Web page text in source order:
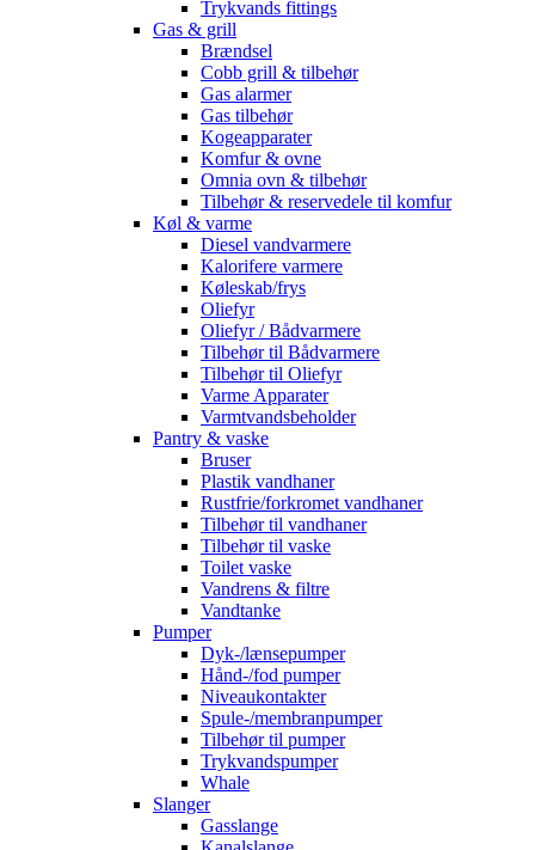
Trykvands fittings
Gas & grill
Brændsel
Cobb grill & tilbehør
Gas alarmer
Gas tilbehør
Kogeapparater
Komfur & ovne
Omnia ovn & tilbehør
Tilbehør & reservedele til komfur
Køl & varme
Diesel vandvarmere
Kalorifere varmere
Køleskab/frys
Oliefyr
Oliefyr / Bådvarmere
Tilbehør til Bådvarmere
Tilbehør til Oliefyr
Varme Apparater
Varmtvandsbeholder
Pantry & vaske
Bruser
Plastik vandhaner
Rustfrie/forkromet vandhaner
Tilbehør til vandhaner
Tilbehør til vaske
Toilet vaske
Vandrens & filtre
Vandtanke
Pumper
Dyk-/lænsepumper
Hånd-/fod pumper
Niveaukontakter
Spule-/membranpumper
Tilbehør til pumper
Trykvandspumper
Whale
Slanger
Gasslange